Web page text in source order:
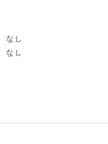
なし
なし